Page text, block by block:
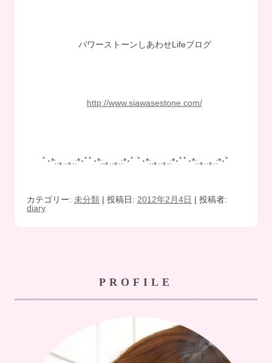
パワーストーンしあわせLifeブログ
http://www.siawasestone.com/
ﾟ･*:.｡..｡.:*･ﾟﾟ･*:.｡..｡.:*･ﾟ ﾟ･*:.｡..｡.:*･ﾟﾟ･*:.｡..｡.:*･ﾟ
カテゴリー: 未分類 | 投稿日: 2012年2月4日 | 投稿者:
diary
PROFILE